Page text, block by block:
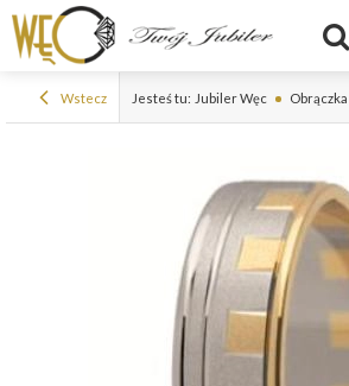
Wstecz Jesteś tu: Jubiler Węc Obrączka